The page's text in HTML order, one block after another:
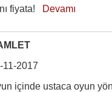
fiyata! Devamı
11-2017
içinde ustaca oyun